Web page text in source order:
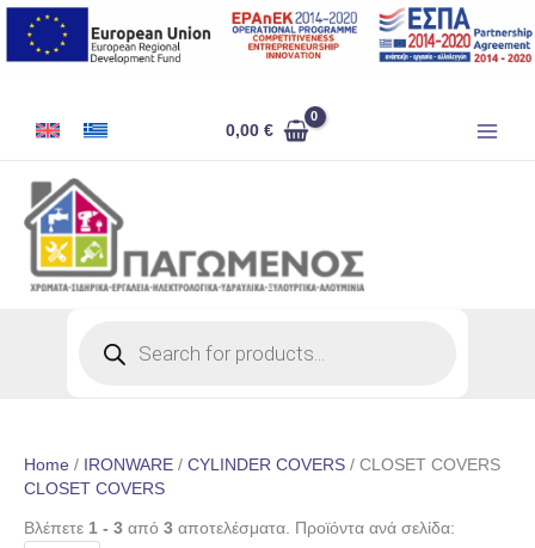
Skip
content
0,00€
Home / IRONWARE / CYLINDER COVERS / CLOSET COVERS
CLOSET COVERS
Βλέπετε 1 - 3 από 3 αποτελέσματα. Προϊόντα ανά σελίδα: